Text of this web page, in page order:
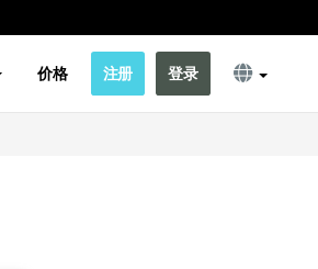
价格 注册 登录